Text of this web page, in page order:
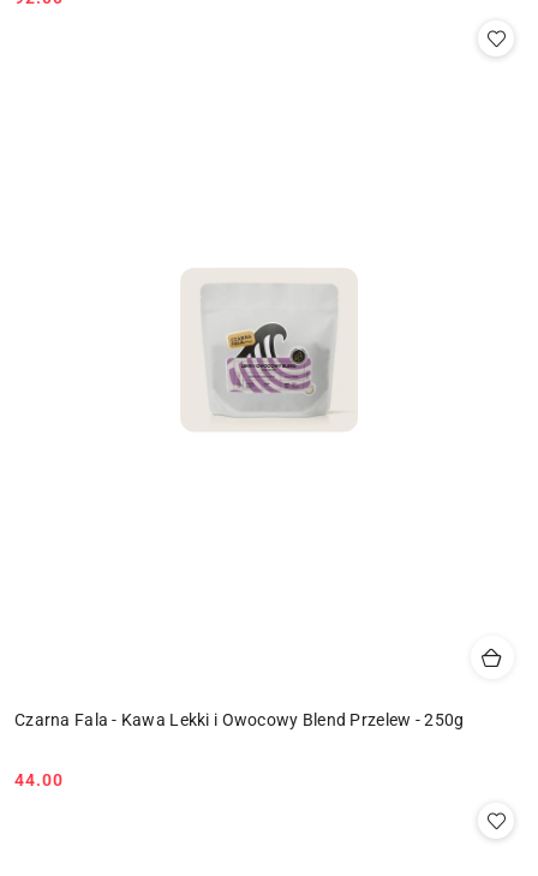
Cena:
Czarna Fala - Kawa Lekki i Owocowy Blend Przelew - 250g
Cena:
44.00